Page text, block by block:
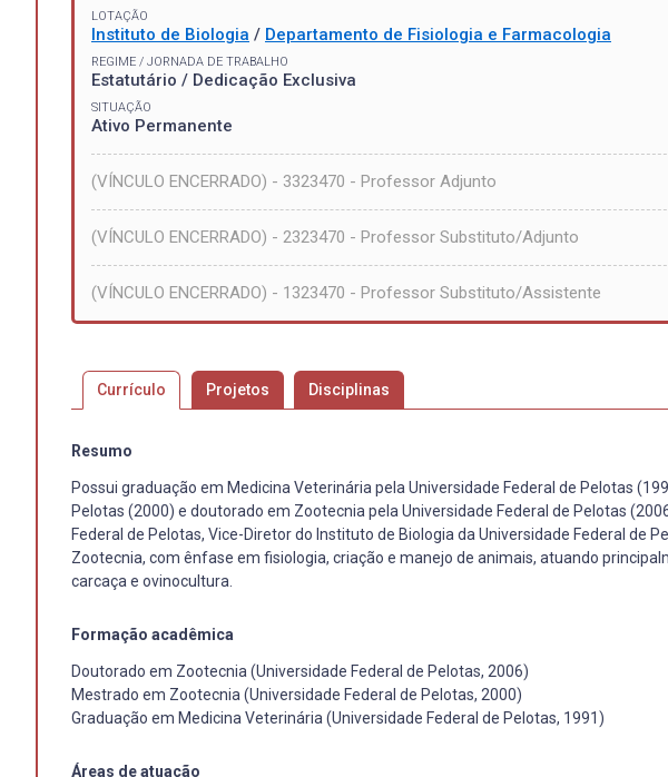
LOTAÇÃO
Instituto de Biologia / Departamento de Fisiologia e Farmacologia
REGIME / JORNADA DE TRABALHO
Estatutário / Dedicação Exclusiva
SITUAÇÃO
Ativo Permanente
(VÍNCULO ENCERRADO) - 3323470 - Professor Adjunto
(VÍNCULO ENCERRADO) - 2323470 - Professor Substituto/Adjunto
(VÍNCULO ENCERRADO) - 1323470 - Professor Substituto/Assistente
Currículo Projetos Disciplinas
Resumo
Possui graduação em Medicina Veterinária pela Universidade Federal de Pelotas
Pelotas (2000) e doutorado em Zootecnia pela Universidade Federal de Pelotas
Federal de Pelotas, Vice-Diretor do Instituto de Biologia da Universidade Federal de
Zootecnia, com ênfase em fisiologia, criação e manejo de animais, atuando
carcaça e ovinocultura.
Formação acadêmica
Doutorado em Zootecnia (Universidade Federal de Pelotas, 2006)
Mestrado em Zootecnia (Universidade Federal de Pelotas, 2000)
Graduação em Medicina Veterinária (Universidade Federal de Pelotas, 1991)
Áreas de atuação